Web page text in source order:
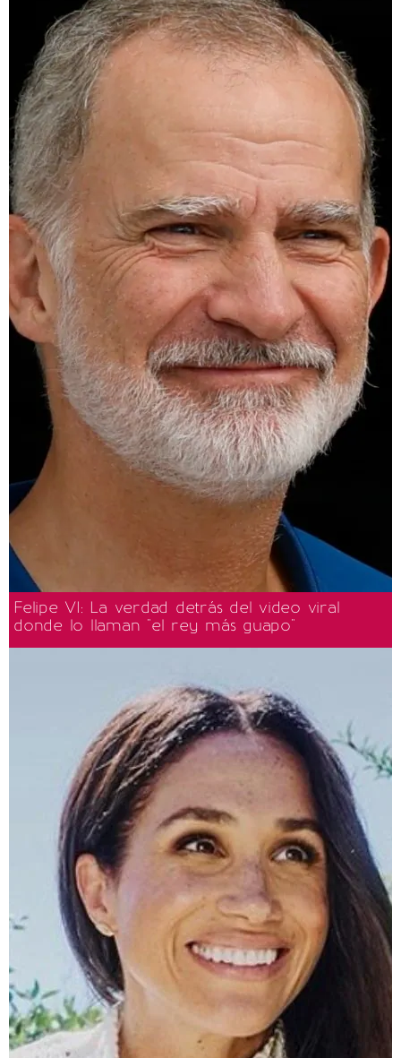
Felipe VI: La verdad detrás del video viral
donde lo llaman "el rey más guapo"